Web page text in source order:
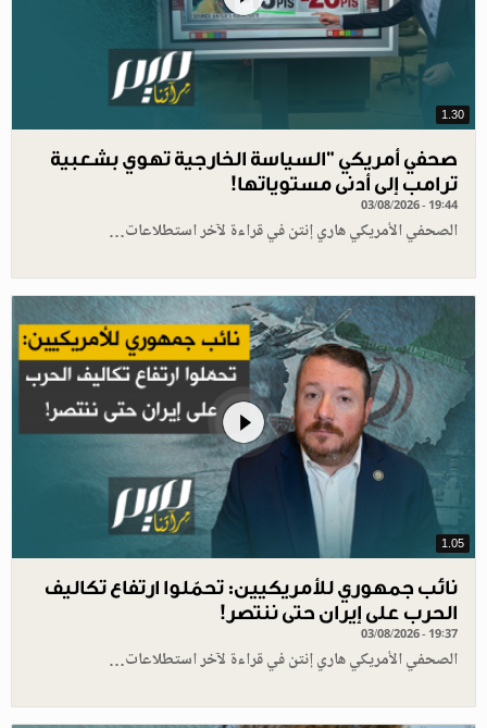
1.30
صحفي أمريكي "السياسة الخارجية تهوي بشعبية
ترامب إلى أدنى مستوياتها!
03/08/2026 - 19:44
الصحفي الأمريكي هاري إنتن في قراءة لآخر استطلاعات…
1.05
نائب جمهوري للأمريكيين: تحمّلوا ارتفاع تكاليف
الحرب على إيران حتى ننتصر!
03/08/2026 - 19:37
الصحفي الأمريكي هاري إنتن في قراءة لآخر استطلاعات…